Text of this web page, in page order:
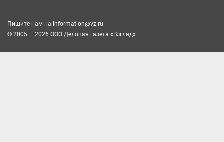
Пишите нам на information@vz.ru
© 2005 — 2026 ООО Деловая газета «Взгляд»